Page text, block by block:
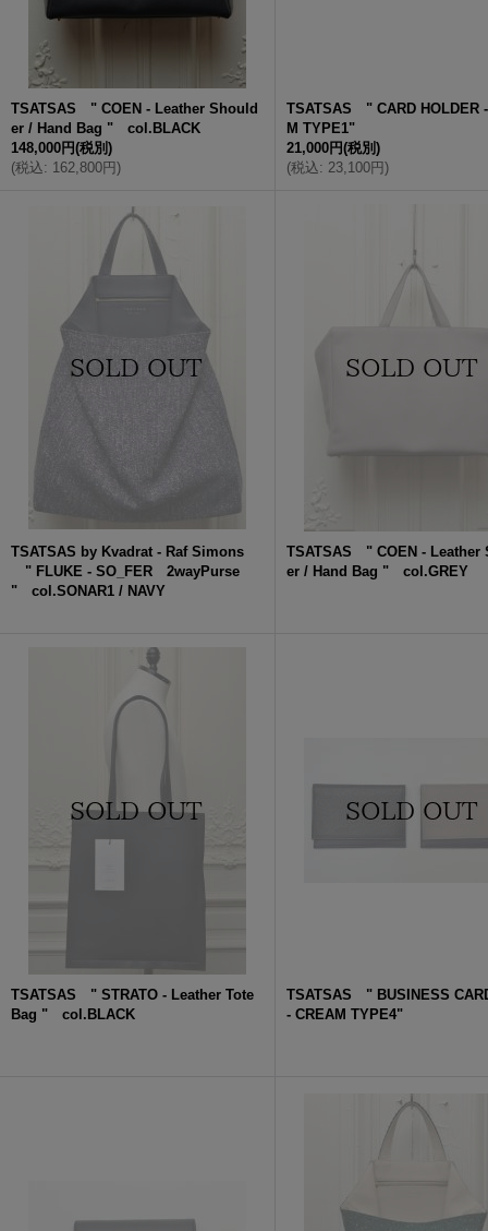
TSATSAS " COEN - Leather Should
er / Hand Bag " col.BLACK
148,000円(税別)
(税込: 162,800円)
TSATSAS " CARD HOLDER
M TYPE1"
21,000円(税別)
(税込: 23,100円)
TSATSAS by Kvadrat - Raf Simons
" FLUKE - SO_FER 2wayPurse
" col.SONAR1 / NAVY
TSATSAS " COEN - Leather
er / Hand Bag " col.GREY
TSATSAS " STRATO - Leather Tote
Bag " col.BLACK
TSATSAS " BUSINESS
- CREAM TYPE4"